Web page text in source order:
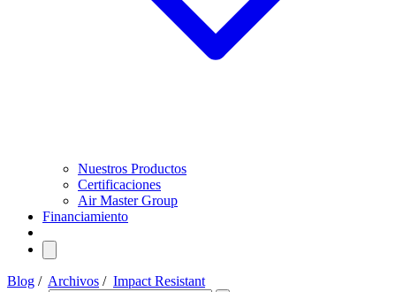
Nuestros Productos
Certificaciones
Air Master Group
Financiamiento
Blog / Archivos / Impact Resistant